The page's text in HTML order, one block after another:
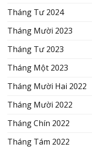
Tháng Tư 2024
Tháng Mười 2023
Tháng Tư 2023
Tháng Một 2023
Tháng Mười Hai 2022
Tháng Mười 2022
Tháng Chín 2022
Tháng Tám 2022